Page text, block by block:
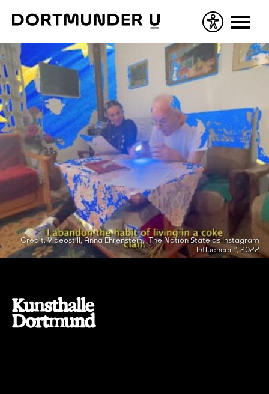
content
Credit: Videostill, Anna Ehrenstein, „The Nation State as Instagram
Influencer ”, 2022